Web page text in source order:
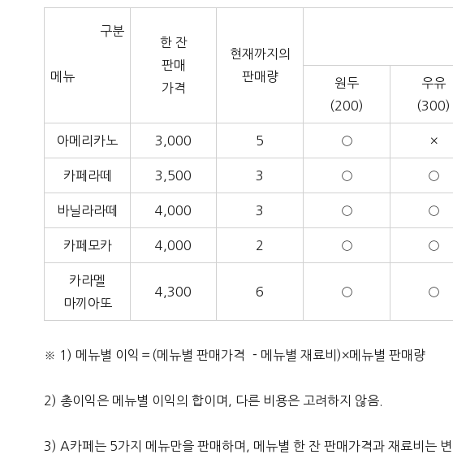
구분
메뉴
한 잔
판매
가격
현재까지의
판매량
원두
(200)
우유
(300)
아메리카노 3,000 5 ○ ×
카페라떼 3,500 3 ○ ○
바닐라라떼 4,000 3 ○ ○
카페모카 4,000 2 ○ ○
카라멜
마끼아또
4,300 6 ○ ○
※ 1) 메뉴별 이익＝(메뉴별 판매가격 －메뉴별 재료비)×메뉴별 판매량
2) 총이익은 메뉴별 이익의 합이며, 다른 비용은 고려하지 않음.
3) A카페는 5가지 메뉴만을 판매하며, 메뉴별 한 잔 판매가격과 재료비는 변